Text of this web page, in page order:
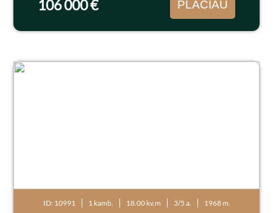
106 000 € PLAČIAU
ID: 10991 1 kamb. 18.00 kv.m 3/5 a. 1968 m.